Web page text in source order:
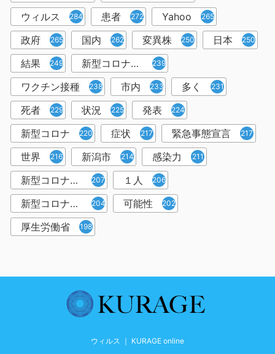
ウィルス 284 患者 272 Yahoo 265
政府 265 国内 262 変異株 250 日本 250
結果 249 新型コロナウイルスワクチン 239
ワクチン接種 238 市内 233 多く 231
死者 229 状況 225 発表 224
新型コロナ 220 症状 217 緊急事態宣言 217
世界 216 新潟市 214 感染力 211
新型コロナウイルス感染者 207 １人 206
新型コロナウイルス対策 204 可能性 202
厚生労働省 198
ウィルス ｜ KURAGE online